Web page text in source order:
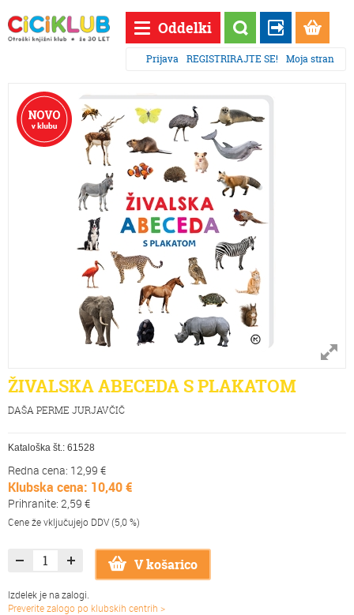
Oddelki
Prijava REGISTRIRAJTE SE! Moja stran
ŽIVALSKA ABECEDA S PLAKATOM
DAŠA PERME JURJAVČIČ
Kataloška št.: 61528
Redna cena: 12,99 €
Klubska cena: 10,40 €
Prihranite: 2,59 €
Cene že vključujejo DDV (5,0 %)
V košarico
Izdelek je na zalogi.
Preverite zalogo po klubskih centrih >